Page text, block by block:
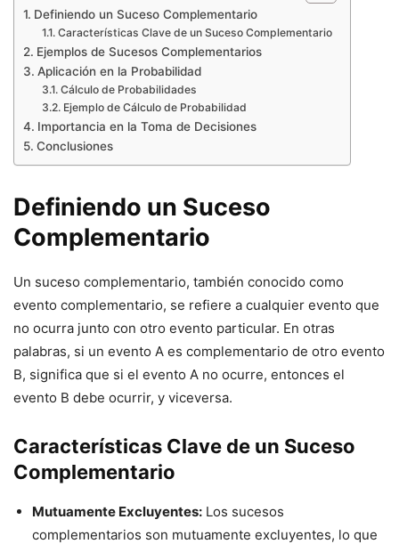
Definiendo un Suceso Complementario
Características Clave de un Suceso Complementario
Ejemplos de Sucesos Complementarios
Aplicación en la Probabilidad
Cálculo de Probabilidades
Ejemplo de Cálculo de Probabilidad
Importancia en la Toma de Decisiones
Conclusiones
Definiendo un Suceso
Complementario
Un suceso complementario, también conocido como
evento complementario, se refiere a cualquier evento que
no ocurra junto con otro evento particular. En otras
palabras, si un evento A es complementario de otro evento
B, significa que si el evento A no ocurre, entonces el
evento B debe ocurrir, y viceversa.
Características Clave de un Suceso
Complementario
Mutuamente Excluyentes: Los sucesos
complementarios son mutuamente excluyentes, lo que